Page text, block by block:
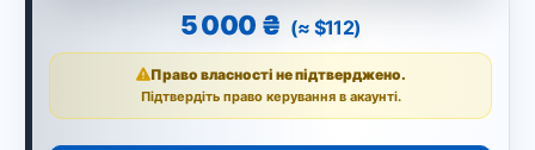
5 000 ₴ (≈ $112)
Право власності не підтверджено.
Підтвердіть право керування в акаунті.